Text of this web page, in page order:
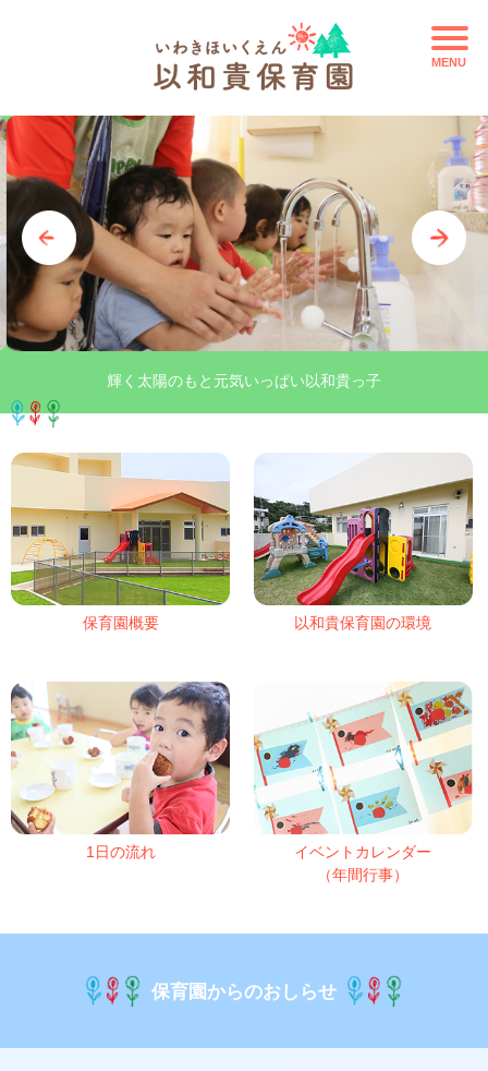
MENU
輝く太陽のもと元気いっぱい以和貴っ子
保育園概要 以和貴保育園の環境
1日の流れ
イベントカレンダー
（年間行事）
保育園からのおしらせ